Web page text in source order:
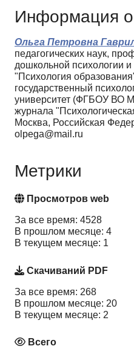
Информация
Ольга Петровна
педагогических наук,
дошкольной психологии и
"Психология
государственный
университет (ФГБОУ ВО
журнала
Москва, Российская
olpega@mail.ru
Метрики
Просмотров web
За все время: 4528
В прошлом месяце: 4
В текущем месяце: 1
Скачиваний PDF
За все время: 268
В прошлом месяце: 20
В текущем месяце: 2
Всего